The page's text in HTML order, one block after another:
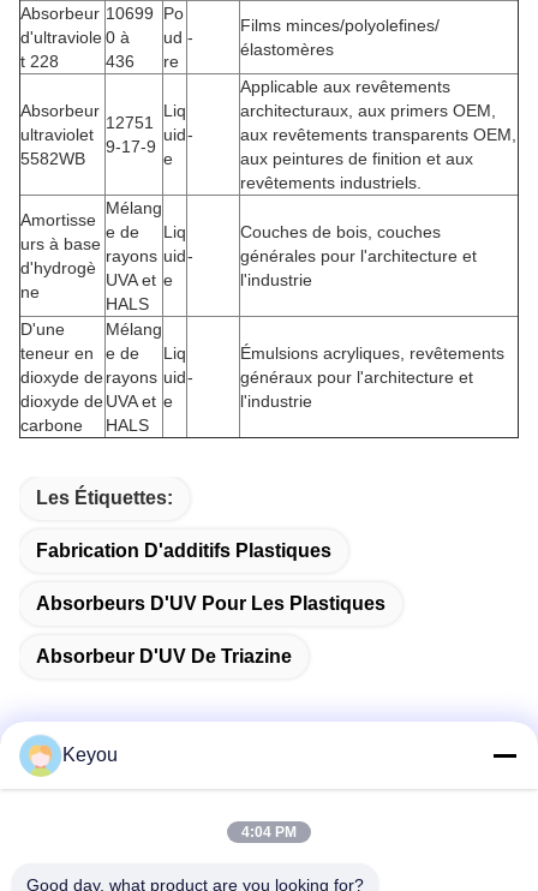
Absorbeur
d'ultraviole
t 228
10699
0 à
436
Po
ud
re
-
Films minces/polyolefines/
élastomères
Absorbeur
ultraviolet
5582WB
12751
9-17-9
Liq
uid
e
-
Applicable aux revêtements
architecturaux, aux primers OEM,
aux revêtements transparents OEM,
aux peintures de finition et aux
revêtements industriels.
Amortisse
urs à base
d'hydrogè
ne
Mélang
e de
rayons
UVA et
HALS
Liq
uid
e
-
Couches de bois, couches
générales pour l'architecture et
l'industrie
D'une
teneur en
dioxyde de
dioxyde de
carbone
Mélang
e de
rayons
UVA et
HALS
Liq
uid
e
-
Émulsions acryliques, revêtements
généraux pour l'architecture et
l'industrie
Les Étiquettes:
Fabrication D'additifs Plastiques
Absorbeurs D'UV Pour Les Plastiques
Absorbeur D'UV De Triazine
Keyou
4:04 PM
Good day, what product are you looking for?